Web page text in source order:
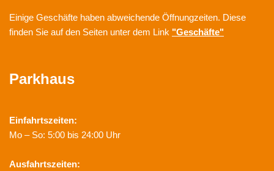
Einige Geschäfte haben abweichende Öffnungzeiten. Diese
finden Sie auf den Seiten unter dem Link "Geschäfte"
Parkhaus
Einfahrtszeiten:
Mo – So: 5:00 bis 24:00 Uhr
Ausfahrtszeiten: